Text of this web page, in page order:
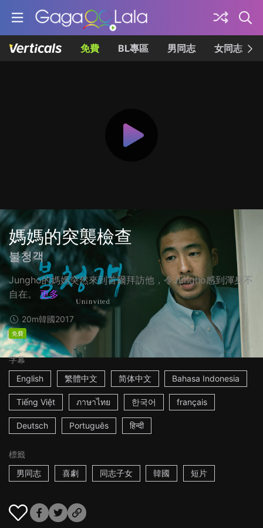
免費 BL專區 男同志 女同志
媽媽的突襲檢查
불청객
Jungho的媽媽突然來到首爾拜訪他，令Jungho感到渾身不
自在。
更多
20m韓國2017
免費
字幕
English
繁體中文 简体中文 Bahasa Indonesia
Tiếng Việt ภาษาไทย 한국어 français
Deutsch Português हिन्दी
標籤
男同志
喜劇 同志子女 韓國 短片